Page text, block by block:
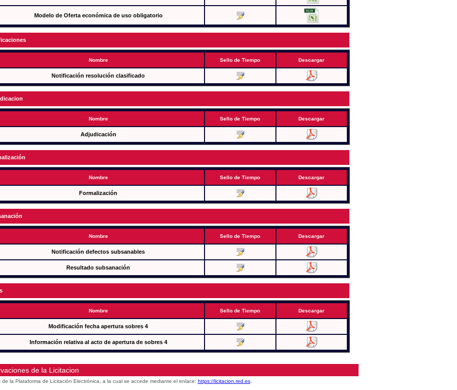
Modelo de Oferta económica de uso obligatorio
Nombre Sello de Tiempo Descargar
Notificación resolución clasificado
Nombre Sello de Tiempo Descargar
Adjudicación
Nombre Sello de Tiempo Descargar
Formalización
Nombre Sello de Tiempo Descargar
Notificación defectos subsanables
Resultado subsanación
Nombre Sello de Tiempo Descargar
Modificación fecha apertura sobres 4
Información relativa al acto de apertura de sobres 4
de la Licitacion
de la Plataforma de Licitación Electrónica, a la cual se accede mediante el enlace: https://licitacion.red.es.